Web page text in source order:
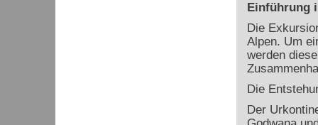
Einführung
Die
Alpen. Um
werden
Die
Der